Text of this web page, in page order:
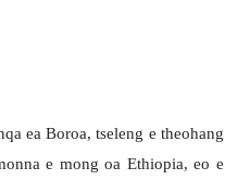
ea Boroa, tseleng e theohang
e mong oa Ethiopia, eo e